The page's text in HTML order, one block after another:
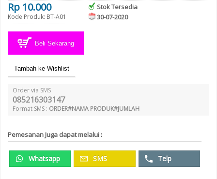
Rp 10.000
Kode Produk: BT-A01
Stok Tersedia
30-07-2020
Beli Sekarang
Tambah ke Wishlist
Order via SMS
085216303147
Format SMS : ORDER#NAMA PRODUK#JUMLAH
Pemesanan Juga dapat melalui :
Whatsapp SMS Telp